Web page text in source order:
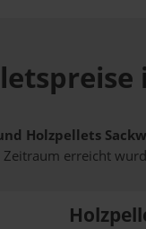
Holzpellets
erreicht